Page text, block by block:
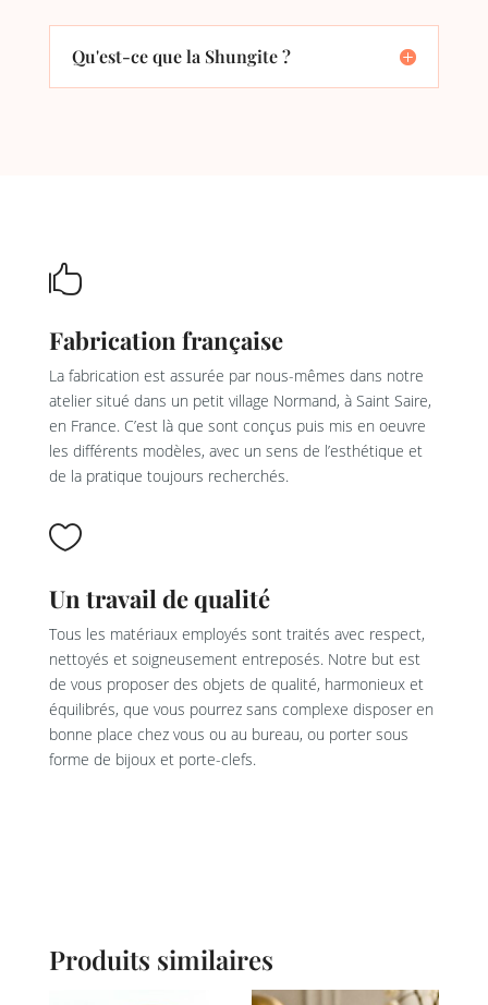
Qu'est-ce que la Shungite ?

Fabrication française
La fabrication est assurée par nous-mêmes dans notre
atelier situé dans un petit village Normand, à Saint Saire,
en France. C’est là que sont conçus puis mis en oeuvre
les différents modèles, avec un sens de l’esthétique et
de la pratique toujours recherchés.

Un travail de qualité
Tous les matériaux employés sont traités avec respect,
nettoyés et soigneusement entreposés. Notre but est
de vous proposer des objets de qualité, harmonieux et
équilibrés, que vous pourrez sans complexe disposer en
bonne place chez vous ou au bureau, ou porter sous
forme de bijoux et porte-clefs.
Produits similaires